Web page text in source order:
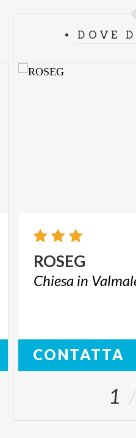
DOVE
ROSEG
Chiesa in
CONTATTA
1